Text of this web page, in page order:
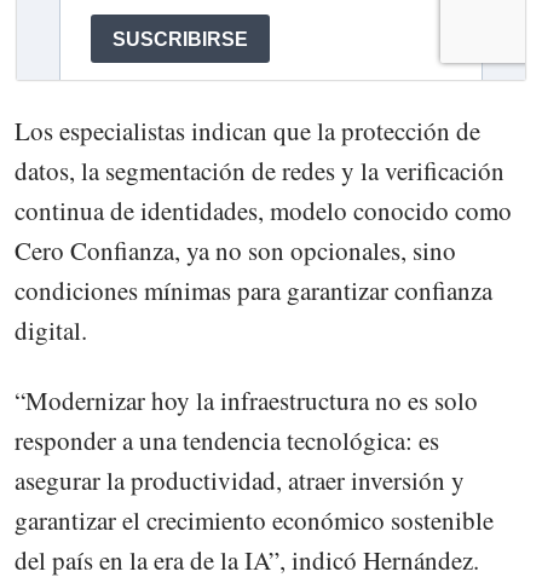
Los especialistas indican que la protección de
datos, la segmentación de redes y la verificación
continua de identidades, modelo conocido como
Cero Confianza, ya no son opcionales, sino
condiciones mínimas para garantizar confianza
digital.
“Modernizar hoy la infraestructura no es solo
responder a una tendencia tecnológica: es
asegurar la productividad, atraer inversión y
garantizar el crecimiento económico sostenible
del país en la era de la IA”, indicó Hernández.